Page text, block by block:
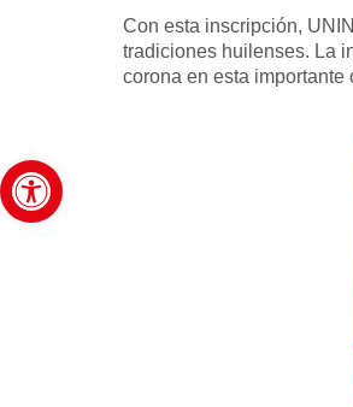
Abrir barra de
Con esta inscripción,
tradiciones huilenses. La
corona en esta importante